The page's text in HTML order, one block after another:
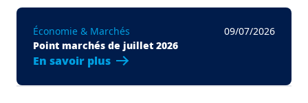
Économie & Marchés
09/07/2026
Point marchés de juillet 2026
En savoir plus